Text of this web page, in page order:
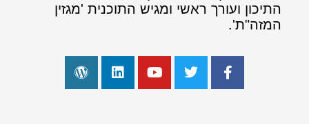
התיכון ועורך ראשי ומגיש התוכנית 'מגזין
המזה"ת'.